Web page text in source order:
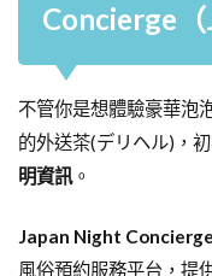
Concierge（
不管你是想體驗豪華泡
的外送茶(デリヘル)，
明資訊。
Japan Night Concierge
風俗預約服務平台，提